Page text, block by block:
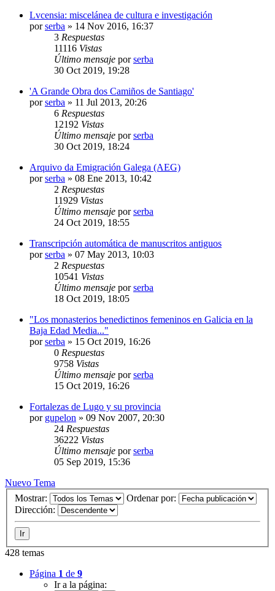
Lvcensia: miscelánea de cultura e investigación
porserba » 14 Nov 2016, 16:37
3 Respuestas
11116 Vistas
Último mensaje porserba
30 Oct 2019, 19:28
'A Grande Obra dos Camiños de Santiago'
porserba » 11 Jul 2013, 20:26
6 Respuestas
12192 Vistas
Último mensaje porserba
30 Oct 2019, 18:24
Arquivo da Emigración Galega (AEG)
porserba » 08 Ene 2013, 10:42
2 Respuestas
11929 Vistas
Último mensaje porserba
24 Oct 2019, 18:55
Transcripción automática de manuscritos antiguos
porserba » 07 May 2013, 10:03
2 Respuestas
10541 Vistas
Último mensaje porserba
18 Oct 2019, 18:05
"Los monasterios benedictinos femeninos en Galicia en la
Baja Edad Media..."
porserba » 15 Oct 2019, 16:26
0 Respuestas
9758 Vistas
Último mensaje porserba
15 Oct 2019, 16:26
Fortalezas de Lugo y su provincia
por gupelon » 09 Nov 2007, 20:30
24 Respuestas
36222 Vistas
Último mensaje porserba
05 Sep 2019, 15:36
Nuevo Tema
Mostrar:
Ordenar por:
Dirección:
428 temas
Página 1 de 9
Ir a la página: